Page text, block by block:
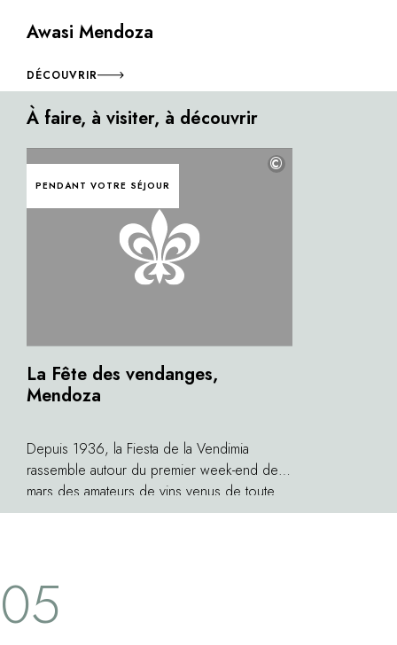
Awasi Mendoza
DÉCOUVRIR
À faire, à visiter, à découvrir
PENDANT VOTRE SÉJOUR
©
La Fête des vendanges,
Mendoza
Depuis 1936, la Fiesta de la Vendimia
rassemble autour du premier week-end de
mars des amateurs de vins venus de toute
l'Amérique du sud. Pendant près d'une
Vendimia. Lors de l'Acto Central, ce sont
près d'un millier de danseurs qui sont réunis
05